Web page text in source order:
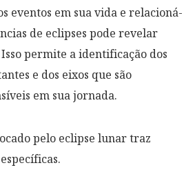
eventos em sua vida e relacioná-
de eclipses pode revelar
permite a identificação dos
e dos eixos que são
em sua jornada.
pelo eclipse lunar traz